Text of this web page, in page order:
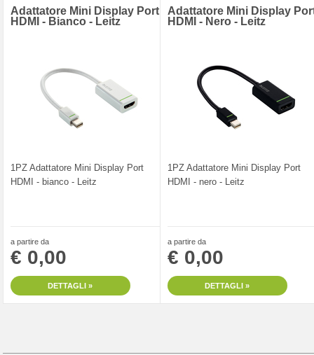
Adattatore Mini Display Port
HDMI - Bianco - Leitz
1PZ Adattatore Mini Display Port
HDMI - bianco - Leitz
a partire da
€ 0,00
DETTAGLI »
Adattatore Mini Display
HDMI - Nero - Leitz
1PZ Adattatore Mini Display Port
HDMI - nero - Leitz
a partire da
€ 0,00
DETTAGLI »